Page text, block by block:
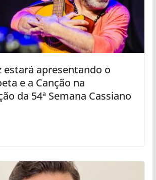
estará apresentando o
e a Canção na
da 54ª Semana Cassiano